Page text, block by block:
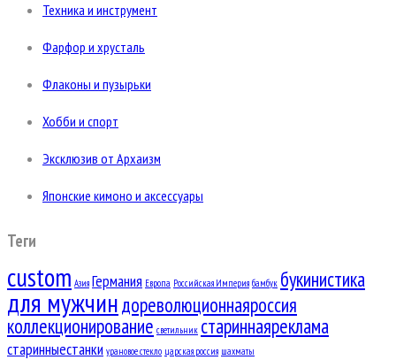
Техника и инструмент
Фарфор и хрусталь
Флаконы и пузырьки
Хобби и спорт
Эксклюзив от Архаизм
Японские кимоно и аксессуары
Теги
custom Азия Германия Европа Российская Империя бамбук букинистика
для мужчиндореволюционнаяроссия
коллекционирование светильник стариннаяреклама
старинныестанки урановое стекло царская россия шахматы